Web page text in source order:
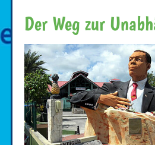
Der Weg zur